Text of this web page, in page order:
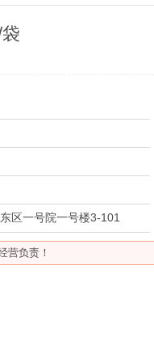
区一号院一号楼3-101
营负责！